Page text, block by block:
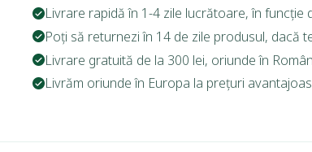
Livrare rapidă în 1-4 zile lucrătoare, în funcție
Poți să returnezi în 14 de zile produsul, dacă
Livrare gratuită de la 300 lei, oriunde în
Livrăm oriunde în Europa la prețuri